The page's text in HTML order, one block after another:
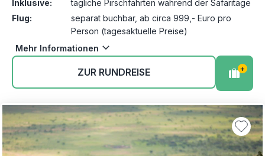
Inklusive:
tägliche Pirschfahrten während der Safaritage
Flug:
separat buchbar, ab circa 999,- Euro pro
Person (tagesaktuelle Preise)
Mehr Informationen
ZUR RUNDREISE +